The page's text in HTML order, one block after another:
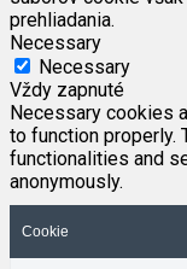
prehliadania.
Necessary
Necessary
Vždy zapnuté
Necessary cookies
to function properly.
functionalities and
anonymously.
Cookie